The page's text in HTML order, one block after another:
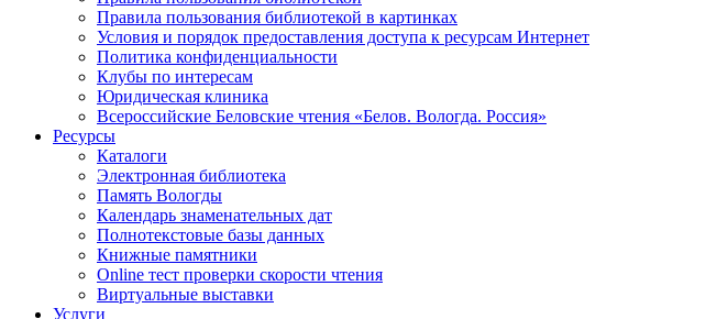
Правила пользования библиотекой в картинках
Условия и порядок предоставления доступа к ресурсам Интернет
Политика конфиденциальности
Клубы по интересам
Юридическая клиника
Всероссийские Беловские чтения «Белов. Вологда. Россия»
Ресурсы
Каталоги
Электронная библиотека
Память Вологды
Календарь знаменательных дат
Полнотекстовые базы данных
Книжные памятники
Online тест проверки скорости чтения
Виртуальные выставки
Услуги